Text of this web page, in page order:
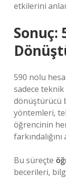
etkilerini
Sonuç:
590 nolu
sadece
dönüştürücü
yöntemleri,
öğrencinin
farkındalığını
Bu süreçte
becerileri,